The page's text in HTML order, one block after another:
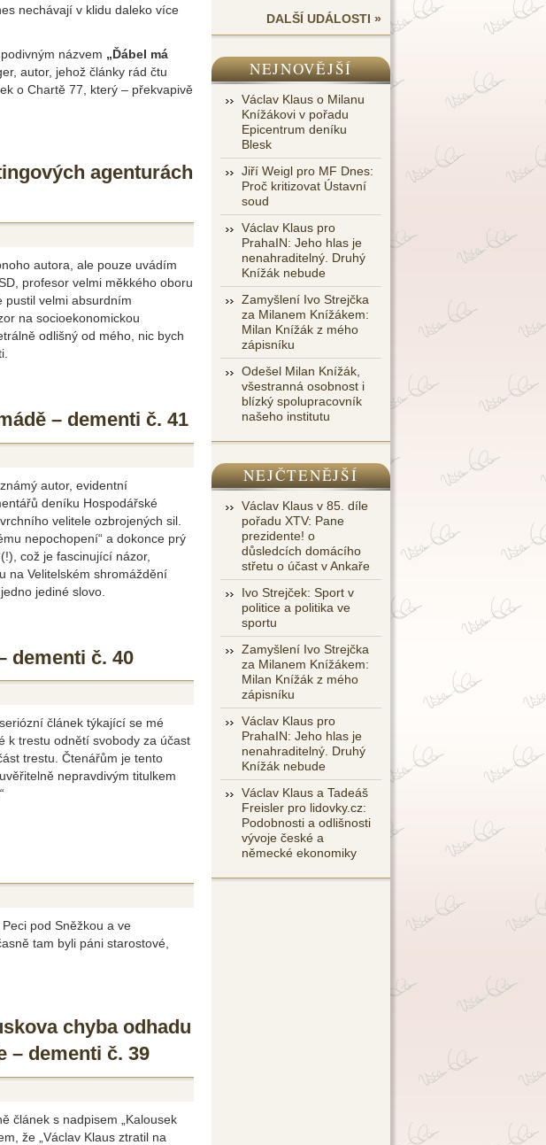
DALŠÍ UDÁLOSTI »
NEJNOVĚJŠÍ
Václav Klaus o Milanu
Knížákovi v pořadu
Epicentrum deníku
Blesk
Jiří Weigl pro MF Dnes:
Proč kritizovat Ústavní
soud
Václav Klaus pro
PrahaIN: Jeho hlas je
nenahraditelný. Druhý
Knížák nebude
Zamyšlení Ivo Strejčka
za Milanem Knížákem:
Milan Knížák z mého
zápisníku
Odešel Milan Knížák,
všestranná osobnost i
blízký spolupracovník
našeho institutu
NEJČTENĚJŠÍ
Václav Klaus v 85. díle
pořadu XTV: Pane
prezidente! o
důsledcích domácího
střetu o účast v Ankaře
Ivo Strejček: Sport v
politice a politika ve
sportu
Zamyšlení Ivo Strejčka
za Milanem Knížákem:
Milan Knížák z mého
zápisníku
Václav Klaus pro
PrahaIN: Jeho hlas je
nenahraditelný. Druhý
Knížák nebude
Václav Klaus a Tadeáš
Freisler pro lidovky.cz:
Podobnosti a odlišnosti
vývoje české a
německé ekonomiky
nechávají v klidu daleko více
názvem „Ďábel má
autor, jehož články rád čtu
o Chartě 77, který – překvapivě
agenturách
autora, ale pouze uvádím
profesor velmi měkkého oboru
pustil velmi absurdním
na socioekonomickou
odlišný od mého, nic bych
– dementi č. 41
autor, evidentní
deníku Hospodářské
velitele ozbrojených sil.
nepochopení“ a dokonce prý
což je fascinující názor,
na Velitelském shromáždění
jediné slovo.
dementi č. 40
článek týkající se mé
k trestu odnětí svobody za účast
trestu. Čtenářům je tento
nepravdivým titulkem
pod Sněžkou a ve
tam byli páni starostové,
chyba odhadu
– dementi č. 39
článek s nadpisem „Kalousek
že „Václav Klaus ztratil na